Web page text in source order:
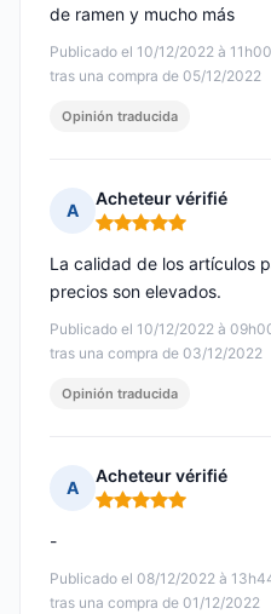
Publicado el 10/12/2022 à 11h00
tras una compra de 05/12/2022
de ramen y mucho más
Opinión traducida
A
Acheteur vérifié
Nota: 5 de 5
Publicado el 10/12/2022 à
tras una compra de 03/12/2022
La calidad de los artículos
precios son elevados.
Opinión traducida
A
Acheteur vérifié
Nota: 5 de 5
Publicado el 08/12/2022 à
tras una compra de 01/12/2022
-